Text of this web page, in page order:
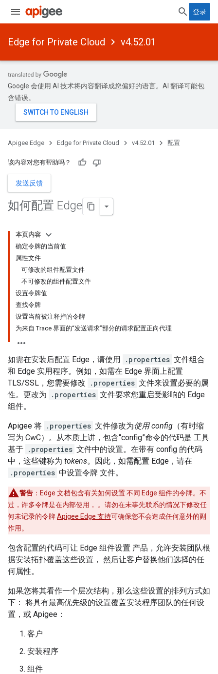
登录
Edge for Private Cloud v4.52.01
Google 会使用 AI 技术将内容翻译成您偏好的语言。AI 翻译可能包
含错误。
Apigee Edge Edge for Private Cloud v4.52.01 配置
该内容对您有帮助吗？
发送反馈
如何配置 Edge
本页内容
确定令牌的当前值
属性文件
可修改的组件配置文件
不可修改的组件配置文件
设置令牌值
查找令牌
设置当前被注释掉的令牌
为来自 Trace 界面的“发送请求”部分的请求配置正向代理
如需在安装后配置 Edge，请使用 .properties 文件组合
和 Edge 实用程序。例如，如需在 Edge 界面上配置
TLS/SSL，您需要修改
.properties 文件来设置必要的属
性。更改为
.properties 文件要求您重启受影响的 Edge
组件。
Apigee 将 .properties 文件修改为使用 config （有时缩
写为 CwC）。从本质上讲，包含“config”命令的代码是 工具
基于 .properties 文件中的设置。在带有 config 的代码
中，这些键称为 tokens。因此，如需配置 Edge，请在
.properties 中设置令牌 文件。
警告 ：Edge 文档包含有关如何设置 不同 Edge 组件的令牌。不
过，许多令牌是在内部使用， 。请勿在未事先联系的情况下修改任
何未记录的令牌Apigee Edge 支持可确保您不会造成任何意外的副
作用。
包含配置的代码可让 Edge 组件设置 产品，允许安装团队根
据安装拓扑覆盖这些设置， 然后让客户替换他们选择的任
何属性。
如果您将其看作一个层次结构，那么这些设置的排列方式如
下： 将具有最高优先级的设置覆盖安装程序团队的任何设
置，或 Apigee：
客户
安装程序
组件